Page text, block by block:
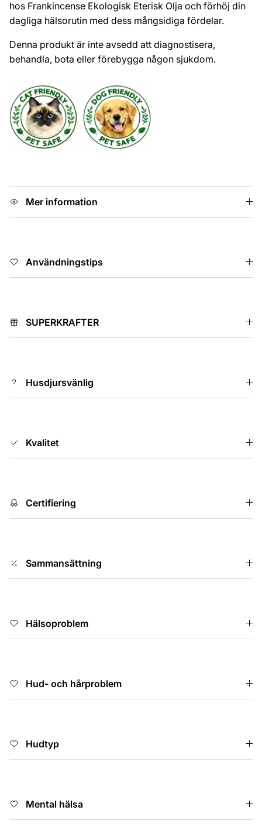
hos Frankincense Ekologisk Eterisk Olja och förhöj din
dagliga hälsorutin med dess mångsidiga fördelar.
Denna produkt är inte avsedd att diagnostisera,
behandla, bota eller förebygga någon sjukdom.
Mer information
Användningstips
SUPERKRAFTER
Husdjursvänlig
Kvalitet
Certifiering
Sammansättning
Hälsoproblem
Hud- och hårproblem
Hudtyp
Mental hälsa